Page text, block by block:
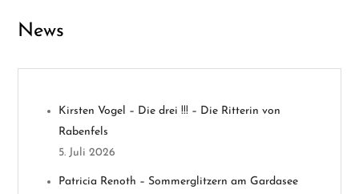
g
News
Kirsten Vogel – Die drei !!! – Die Ritterin von
Rabenfels
5. Juli 2026
Patricia Renoth – Sommerglitzern am Gardasee